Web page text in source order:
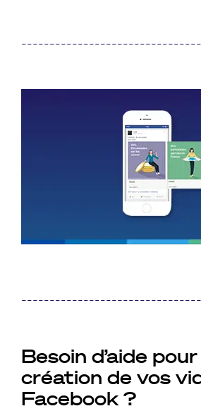
Besoin d’aide
création de vos
Facebook ?